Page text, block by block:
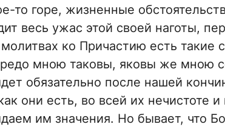
то горе, жизненные
весь ужас этой своей наготы,
ко Причастию есть такие
мною таковы, яковы же мною
обязательно после нашей
они есть, во всей их нечистоте
им значения. Но бывает, что